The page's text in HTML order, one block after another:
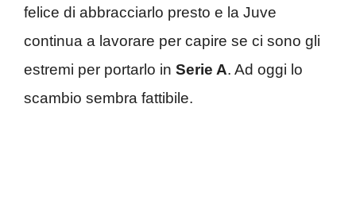
felice di abbracciarlo presto e la Juve
continua a lavorare per capire se ci sono gli
estremi per portarlo in Serie A. Ad oggi lo
scambio sembra fattibile.